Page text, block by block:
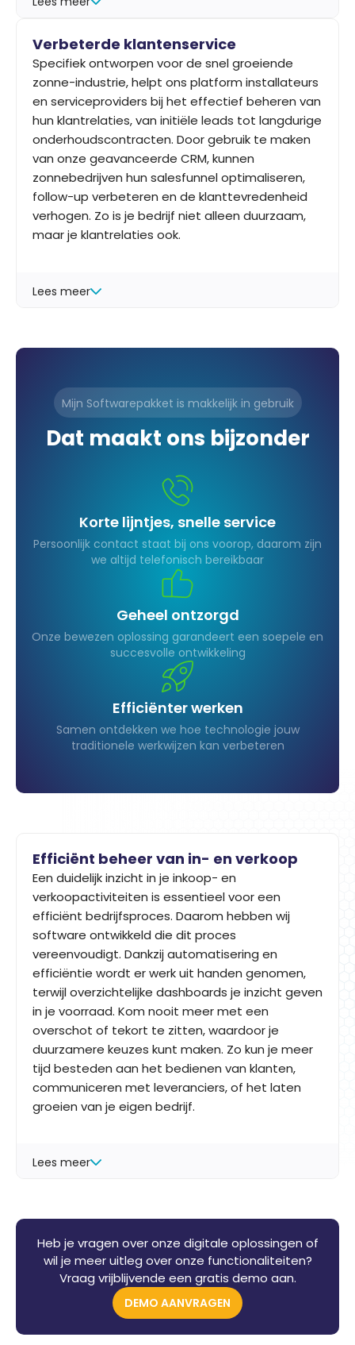
Verbeterde klantenservice
Specifiek ontworpen voor de snel groeiende
zonne-industrie, helpt ons platform installateurs
en serviceproviders bij het effectief beheren van
hun klantrelaties, van initiële leads tot langdurige
onderhoudscontracten. Door gebruik te maken
van onze geavanceerde CRM, kunnen
zonnebedrijven hun salesfunnel optimaliseren,
follow-up verbeteren en de klanttevredenheid
verhogen. Zo is je bedrijf niet alleen duurzaam,
maar je klantrelaties ook.
Lees meer
Mijn Softwarepakket is makkelijk in gebruik
Dat maakt ons bijzonder
Korte lijntjes, snelle service
Persoonlijk contact staat bij ons voorop, daarom zijn
we altijd telefonisch bereikbaar
Geheel ontzorgd
Onze bewezen oplossing garandeert een soepele en
succesvolle ontwikkeling
Efficiënter werken
Samen ontdekken we hoe technologie jouw
traditionele werkwijzen kan verbeteren
Efficiënt beheer van in- en verkoop
Een duidelijk inzicht in je inkoop- en
verkoopactiviteiten is essentieel voor een
efficiënt bedrijfsproces. Daarom hebben wij
software ontwikkeld die dit proces
vereenvoudigt. Dankzij automatisering en
efficiëntie wordt er werk uit handen genomen,
terwijl overzichtelijke dashboards je inzicht geven
in je voorraad. Kom nooit meer met een
overschot of tekort te zitten, waardoor je
duurzamere keuzes kunt maken. Zo kun je meer
tijd besteden aan het bedienen van klanten,
communiceren met leveranciers, of het laten
groeien van je eigen bedrijf.
Lees meer
Heb je vragen over onze digitale oplossingen of
wil je meer uitleg over onze functionaliteiten?
Vraag vrijblijvende een gratis demo aan.
DEMO AANVRAGEN